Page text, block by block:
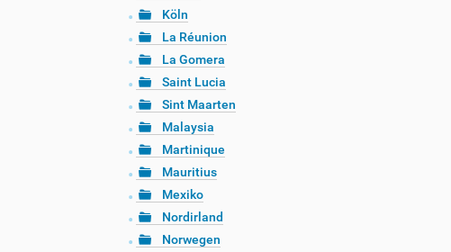
Köln
La Réunion
La Gomera
Saint Lucia
Sint Maarten
Malaysia
Martinique
Mauritius
Mexiko
Nordirland
Norwegen